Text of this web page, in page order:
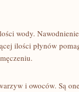
wody.
⁣ilości płynów
i owoców. Są